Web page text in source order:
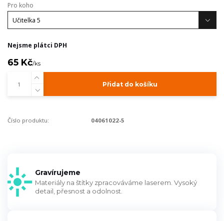
Pro koho
Nejsme plátci DPH
65 Kč/ks
Přidat do košíku
Číslo produktu: 04061022-5
Gravírujeme
Materiály na štítky zpracováváme laserem. Vysoký
detail, přesnost a odolnost.